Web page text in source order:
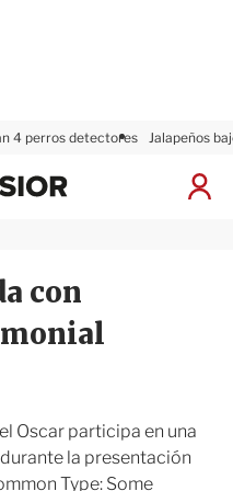
4 perros detectores Jalapeños
I
x
i
o
r
con
Oscar participa en una
la presentación
Type: Some